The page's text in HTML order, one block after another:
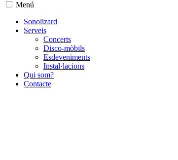
Menú
Sonolizard
Serveis
Concerts
Disco-mòbils
Esdeveniments
Instal·lacions
Qui som?
Contacte